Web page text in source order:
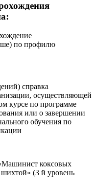
по профилю
справка
осуществляющей
курсе по программе
или о завершении
обучения по
коксовых
(3 й уровень